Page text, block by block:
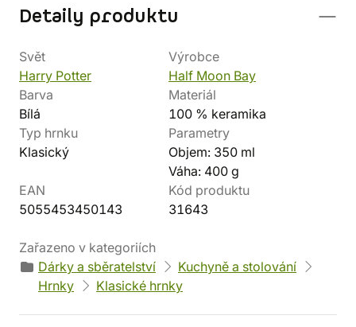
Detaily produktu
Svět
Harry Potter
Výrobce
Half Moon Bay
Barva
Bílá
Materiál
100 % keramika
Typ hrnku
Klasický
Parametry
Objem: 350 ml
Váha: 400 g
EAN
5055453450143
Kód produktu
31643
Zařazeno v kategoriích
Dárky a sběratelství
Kuchyně a stolování
Hrnky
Klasické hrnky